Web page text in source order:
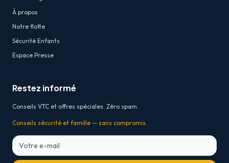
À propos
Notre flotte
Sécurité Enfants
Espace Presse
Restez informé
Conseils VTC et offres spéciales. Zéro spam.
Conseils sécurité et famille — sans compromis.